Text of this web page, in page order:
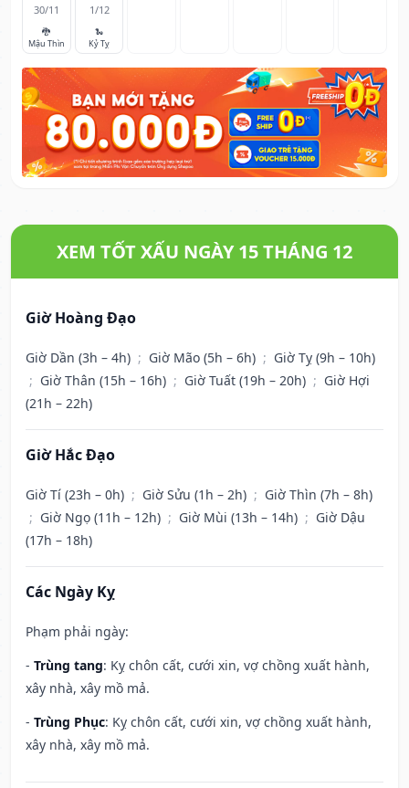
30/11
🐉
Mậu Thìn
1/12
🐍
Kỷ Tỵ
XEM TỐT XẤU NGÀY 15 THÁNG 12
Giờ Hoàng Đạo
Giờ Dần (3h – 4h) ; Giờ Mão (5h – 6h) ; Giờ Tỵ (9h – 10h)
; Giờ Thân (15h – 16h) ; Giờ Tuất (19h – 20h) ; Giờ Hợi
(21h – 22h)
Giờ Hắc Đạo
Giờ Tí (23h – 0h) ; Giờ Sửu (1h – 2h) ; Giờ Thìn (7h – 8h)
; Giờ Ngọ (11h – 12h) ; Giờ Mùi (13h – 14h) ; Giờ Dậu
(17h – 18h)
Các Ngày Kỵ
Phạm phải ngày:
- Trùng tang: Kỵ chôn cất, cưới xin, vợ chồng xuất hành,
xây nhà, xây mồ mả.
- Trùng Phục: Kỵ chôn cất, cưới xin, vợ chồng xuất hành,
xây nhà, xây mồ mả.